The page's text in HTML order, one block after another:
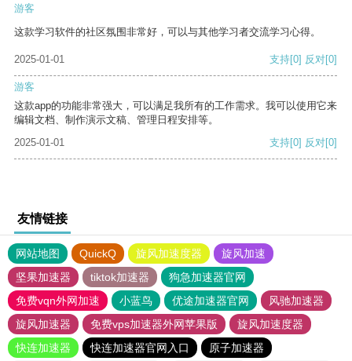
游客
这款学习软件的社区氛围非常好，可以与其他学习者交流学习心得。
2025-01-01 支持[0] 反对[0]
游客
这款app的功能非常强大，可以满足我所有的工作需求。我可以使用它来
编辑文档、制作演示文稿、管理日程安排等。
2025-01-01
支持[0] 反对[0]
友情链接
网站地图 QuickQ 旋风加速度器
旋风加速
坚果加速器
tiktok加速器
狗急加速器官网
免费vqn外网加速
小蓝鸟 优途加速器官网
风驰加速器
旋风加速器
免费vps加速器外网苹果版
旋风加速度器
快连加速器
快连加速器官网入口
原子加速器